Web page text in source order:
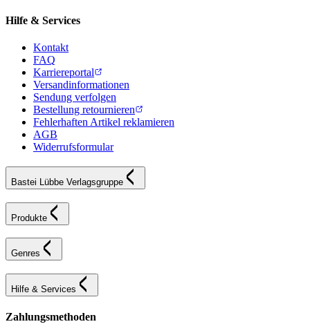
Hilfe & Services
Kontakt
FAQ
Karriereportal
Versandinformationen
Sendung verfolgen
Bestellung retournieren
Fehlerhaften Artikel reklamieren
AGB
Widerrufsformular
Bastei Lübbe Verlagsgruppe
Produkte
Genres
Hilfe & Services
Zahlungsmethoden